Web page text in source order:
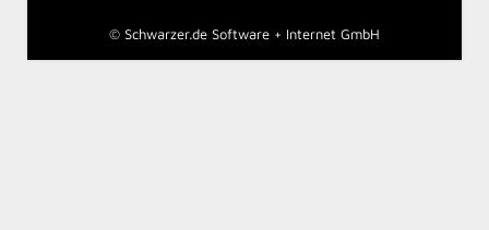
© Schwarzer.de Software + Internet GmbH